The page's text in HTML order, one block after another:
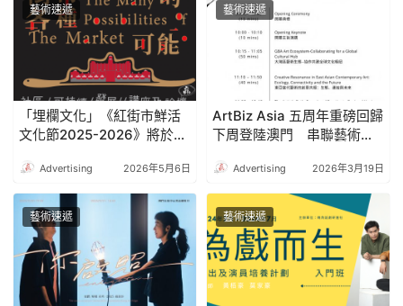
藝術速遞
「埋欄文化」《紅街市鮮活
文化節2025-2026》將於5
題的「社區可持續發展講座
及論壇」及藝術家駐地活動
Advertising 2026年5月6日
藝術速遞
ArtBiz Asia 五周年重磅回歸
下周登陸澳門 串聯藝術導
化 × 潮旅 × 商業」共贏生態
圈
Advertising 2026年3月19日
藝術速遞 藝術速遞